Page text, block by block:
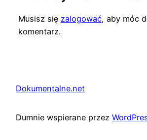
Musisz się zalogować, aby móc
komentarz.
Dokumentalne.net
Dumnie wspierane przez